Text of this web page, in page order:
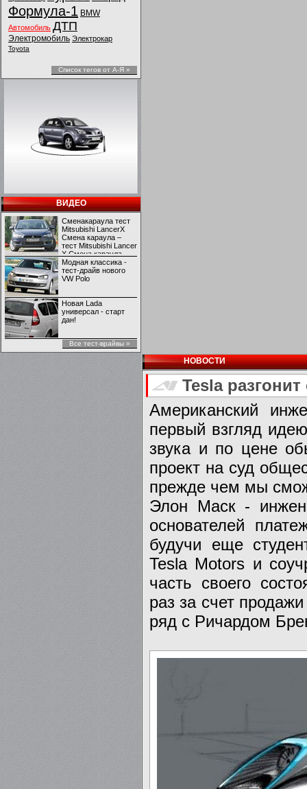
Формула-1 BMW
Автомобиль ДТП
Электромобиль Электрокар
Toyota
Список тегов от А-Я »
ВИДЕО
Сменакараула тест
Mitsubishi LancerX
Смена караула –
тест Mitsubishi Lancer
X Смена караула –
тест Mitsubishi Lancer
X
Модная классика -
тест-драйв нового
VW Polo
Новая Lada
универсал - старт
дан!
Все тест-врайвы »
НОВОСТИ
Tesla
Американский
первый взгляд
звука и по цене
проект на суд
прежде чем мы
Элон Маск -
основателей
будучи еще
Tesla Motors и
часть своего
раз за счет
ряд с Ричардом